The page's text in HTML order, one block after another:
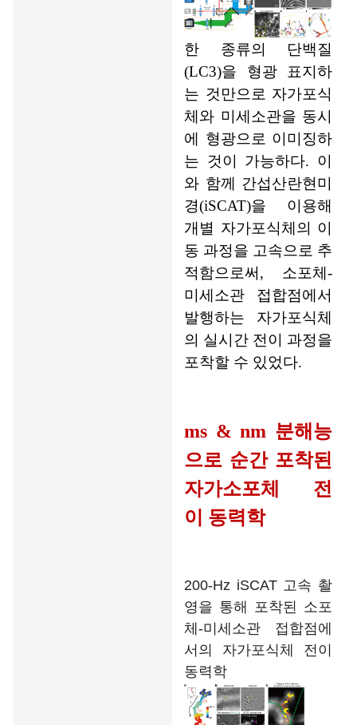
한 종류의 단백질
(LC3)을 형광 표지하
는 것만으로 자가포식
체와 미세소관을 동시
에 형광으로 이미징하
는 것이 가능하다. 이
와 함께 간섭산란현미
경(iSCAT)을 이용해
개별 자가포식체의 이
동 과정을 고속으로 추
적함으로써, 소포체-
미세소관 접합점에서
발행하는 자가포식체
의 실시간 전이 과정을
포착할 수 있었다.
ms & nm 분해능
으로 순간 포착된
자가소포체 전
이 동력학
200-Hz iSCAT 고속 촬
영을 통해 포착된 소포
체-미세소관 접합점에
서의 자가포식체 전이
동력학